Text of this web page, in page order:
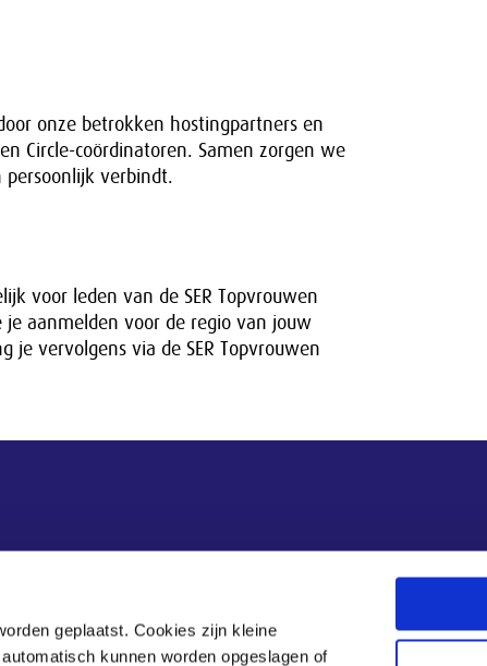
geplaatst. Cookies zijn kleine
kunnen worden opgeslagen of
onze betrokken hostingpartners en
Circle-coördinatoren. Samen zorgen we
verbindt.
voor leden van de SER Topvrouwen
aanmelden voor de regio van jouw
je vervolgens via de SER Topvrouwen